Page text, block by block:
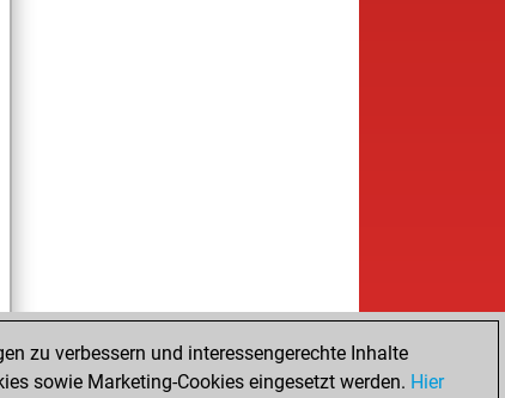
zu verbessern und interessengerechte Inhalte
sowie Marketing-Cookies eingesetzt werden. Hier